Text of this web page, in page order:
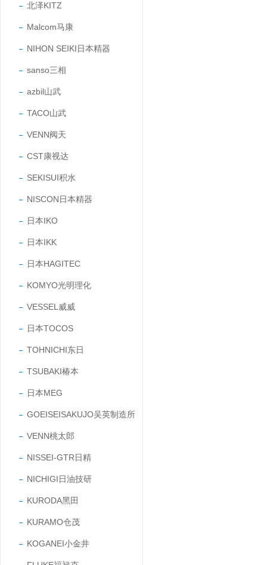
北泽KITZ
Malcom马康
NIHON SEIKI日本精器
sanso三相
azbil山武
TACO山武
VENN阀天
CST康视达
SEKISUI积水
NISCON日本精器
日本IKO
日本IKK
日本HAGITEC
KOMYO光明理化
VESSEL威威
日本TOCOS
TOHNICHI东日
TSUBAKI椿本
日本MEG
GOEISEISAKUJO吴英制造所
VENN桃太郎
NISSEI-GTR日精
NICHIGI日油技研
KURODA黑田
KURAMO仓茂
KOGANEI小金井